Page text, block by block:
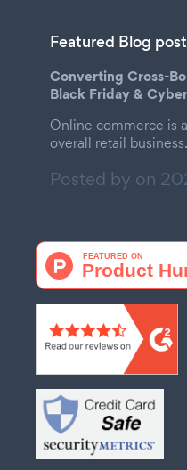
Featured Blog post
Converting Cross-
Black Friday &
Online commerce is
overall retail business.
Posted by on